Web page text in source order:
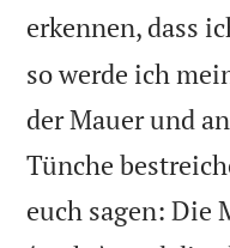
erkennen, dass
so werde ich
der Mauer und
Tünche
euch sagen: Die